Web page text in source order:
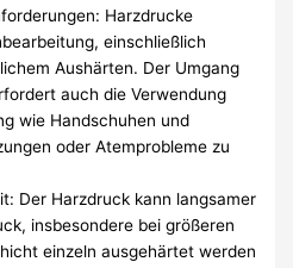
Harzdrucke
einschließlich
Aushärten. Der Umgang
auch die Verwendung
wie Handschuhen und
oder Atemprobleme zu
Der Harzdruck kann langsamer
insbesondere bei größeren
einzeln ausgehärtet werden